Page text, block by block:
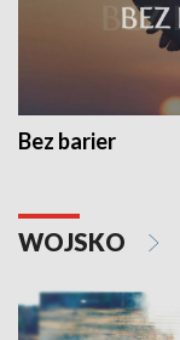
Bez barier
WOJSKO